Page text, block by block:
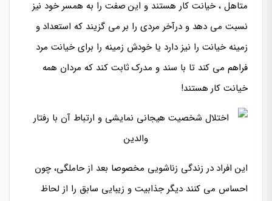
متاهل ، خیانت کار هستند و این صفت را به همسر خود نیز
نسبت می دهد و درآخر مردی را بر می گزیند که استعداد و
زمینه خیانت را نیز دارد یا خودش زمینه را برای خیانت مرد
فراهم می کند تا با سند و مدرک ثابت کند که مردان همه
خیانت کار هستند!
این افراد در زندگی زناشویی مخصوصا بعد از حاملگی، چون
احساس می کنند دیگر جذابیت و زیبایی سابق را از لحاظ